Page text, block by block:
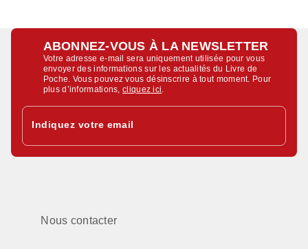
ABONNEZ-VOUS À LA NEWSLETTER
Votre adresse e-mail sera uniquement utilisée pour vous
envoyer des informations sur les actualités du Livre de
Poche. Vous pouvez vous désinscrire à tout moment. Pour
plus d’informations,cliquez ici.
Indiquez votre email
Nous contacter